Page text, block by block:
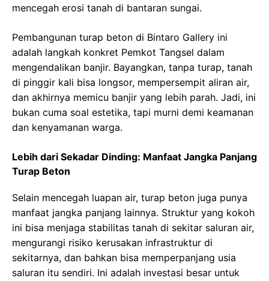
mencegah erosi tanah di bantaran sungai.
Pembangunan turap beton di Bintaro Gallery ini
adalah langkah konkret Pemkot Tangsel dalam
mengendalikan banjir. Bayangkan, tanpa turap, tanah
di pinggir kali bisa longsor, mempersempit aliran air,
dan akhirnya memicu banjir yang lebih parah. Jadi, ini
bukan cuma soal estetika, tapi murni demi keamanan
dan kenyamanan warga.
Lebih dari Sekadar Dinding: Manfaat Jangka Panjang
Turap Beton
Selain mencegah luapan air, turap beton juga punya
manfaat jangka panjang lainnya. Struktur yang kokoh
ini bisa menjaga stabilitas tanah di sekitar saluran air,
mengurangi risiko kerusakan infrastruktur di
sekitarnya, dan bahkan bisa memperpanjang usia
saluran itu sendiri. Ini adalah investasi besar untuk